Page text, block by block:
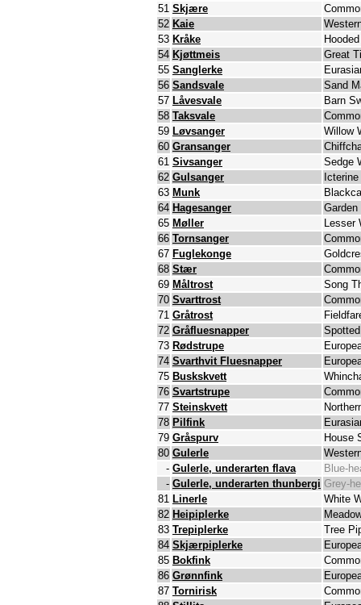
51 Skjære
52 Kaie
53 Kråke
54 Kjøttmeis
Great
55 Sanglerke
56 Sandsvale
Sand
57 Låvesvale
Barn
58 Taksvale
59 Løvsanger
Willow
60 Gransanger
61 Sivsanger
Sedge
62 Gulsanger
63 Munk
64 Hagesanger
Garden
65 Møller
Lesser
66 Tornsanger
67 Fuglekonge
68 Stær
69 Måltrost
Song
70 Svarttrost
71 Gråtrost
72 Gråfluesnapper
73 Rødstrupe
74 Svarthvit Fluesnapper
75 Buskskvett
76 Svartstrupe
77 Steinskvett
78 Pilfink
79 Gråspurv
House
80 Gulerle
- Gulerle, underarten flava
Blue-
- Gulerle, underarten thunbergi Grey-
81 Linerle
White
82 Heipiplerke
83 Trepiplerke
Tree
84 Skjærpiplerke
85 Bokfink
86 Grønnfink
87 Tornirisk